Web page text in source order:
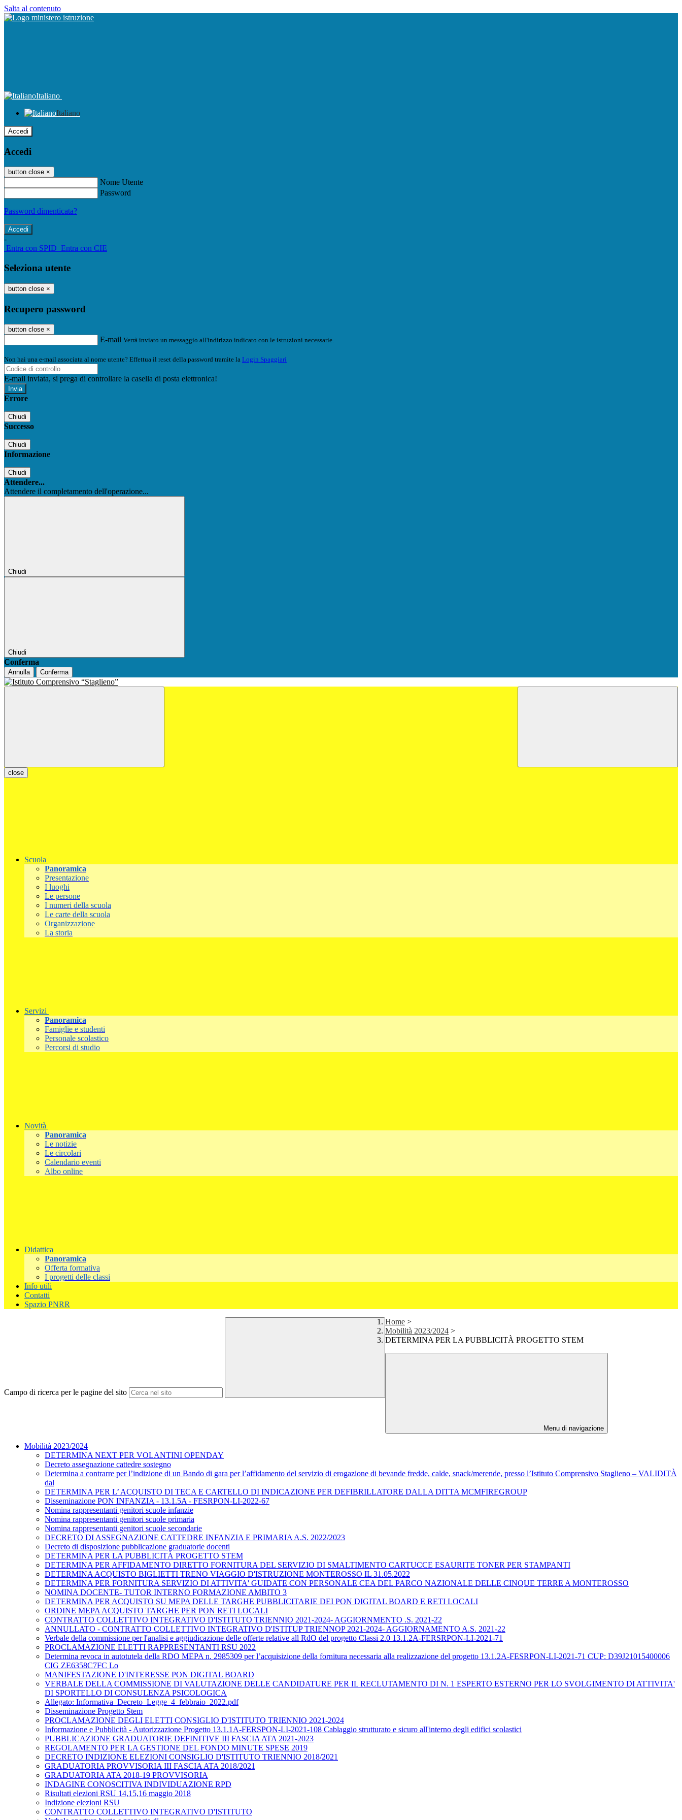
Salta al contenuto
Italiano
Italiano
Accedi
Accedi
button close ×
Nome Utente
Password
Password dimenticata?
-
Entra con SPID Entra con CIE
Seleziona utente
button close ×
Recupero password
button close ×
E-mail Verrà inviato un messaggio all'indirizzo indicato con le istruzioni necessarie.
Non hai una e-mail associata al nome utente? Effettua il reset della password tramite la Login Spaggiari
E-mail inviata, si prega di controllare la casella di posta elettronica!
Errore
Chiudi
Successo
Chiudi
Informazione
Chiudi
Attendere...
Attendere il completamento dell'operazione...
Chiudi
Chiudi
Conferma
Annulla Conferma
close
Scuola
Panoramica
Presentazione
I luoghi
Le persone
I numeri della scuola
Le carte della scuola
Organizzazione
La storia
Servizi
Panoramica
Famiglie e studenti
Personale scolastico
Percorsi di studio
Novità
Panoramica
Le notizie
Le circolari
Calendario eventi
Albo online
Didattica
Panoramica
Offerta formativa
I progetti delle classi
Info utili
Contatti
Spazio PNRR
Campo di ricerca per le pagine del sito
Home >
Mobilità 2023/2024 >
DETERMINA PER LA PUBBLICITÀ PROGETTO STEM
Menu di navigazione
Mobilità 2023/2024
DETERMINA NEXT PER VOLANTINI OPENDAY
Decreto assegnazione cattedre sostegno
Determina a contrarre per l’indizione di un Bando di gara per l’affidamento del servizio di erogazione di bevande fredde, calde, snack/merende, presso l’Istituto Comprensivo Staglieno – VALIDITÀ
dal
DETERMINA PER L’ ACQUISTO DI TECA E CARTELLO DI INDICAZIONE PER DEFIBRILLATORE DALLA DITTA MCMFIREGROUP
Disseminazione PON INFANZIA - 13.1.5A - FESRPON-LI-2022-67
Nomina rappresentanti genitori scuole infanzie
Nomina rappresentanti genitori scuole primaria
Nomina rappresentanti genitori scuole secondarie
DECRETO DI ASSEGNAZIONE CATTEDRE INFANZIA E PRIMARIA A.S. 2022/2023
Decreto di disposizione pubblicazione graduatorie docenti
DETERMINA PER LA PUBBLICITÀ PROGETTO STEM
DETERMINA PER AFFIDAMENTO DIRETTO FORNITURA DEL SERVIZIO DI SMALTIMENTO CARTUCCE ESAURITE TONER PER STAMPANTI
DETERMINA ACQUISTO BIGLIETTI TRENO VIAGGIO D'ISTRUZIONE MONTEROSSO IL 31.05.2022
DETERMINA PER FORNITURA SERVIZIO DI ATTIVITA' GUIDATE CON PERSONALE CEA DEL PARCO NAZIONALE DELLE CINQUE TERRE A MONTEROSSO
NOMINA DOCENTE- TUTOR INTERNO FORMAZIONE AMBITO 3
DETERMINA PER ACQUISTO SU MEPA DELLE TARGHE PUBBLICITARIE DEI PON DIGITAL BOARD E RETI LOCALI
ORDINE MEPA ACQUISTO TARGHE PER PON RETI LOCALI
CONTRATTO COLLETTIVO INTEGRATIVO D'ISTITUTO TRIENNIO 2021-2024- AGGIORNMENTO .S. 2021-22
ANNULLATO - CONTRATTO COLLETTIVO INTEGRATIVO D'ISTITUP TRIENNOP 2021-2024- AGGIORNAMENTO A.S. 2021-22
Verbale della commissione per l'analisi e aggiudicazione delle offerte relative all RdO del progetto Classi 2.0 13.1.2A-FERSRPON-LI-2021-71
PROCLAMAZIONE ELETTI RAPPRESENTANTI RSU 2022
Determina revoca in autotutela della RDO MEPA n. 2985309 per l’acquisizione della fornitura necessaria alla realizzazione del progetto 13.1.2A-FESRPON-LI-2021-71 CUP: D39J21015400006
CIG ZE6358C7FC Lo
MANIFESTAZIONE D'INTERESSE PON DIGITAL BOARD
VERBALE DELLA COMMISSIONE DI VALUTAZIONE DELLE CANDIDATURE PER IL RECLUTAMENTO DI N. 1 ESPERTO ESTERNO PER LO SVOLGIMENTO DI ATTIVITA'
DI SPORTELLO DI CONSULENZA PSICOLOGICA
Allegato: Informativa_Decreto_Legge_4_febbraio_2022.pdf
Disseminazione Progetto Stem
PROCLAMAZIONE DEGLI ELETTI CONSIGLIO D'ISTITUTO TRIENNIO 2021-2024
Informazione e Pubblicità - Autorizzazione Progetto 13.1.1A-FERSPON-LI-2021-108 Cablaggio strutturato e sicuro all'interno degli edifici scolastici
PUBBLICAZIONE GRADUATORIE DEFINITIVE III FASCIA ATA 2021-2023
REGOLAMENTO PER LA GESTIONE DEL FONDO MINUTE SPESE 2019
DECRETO INDIZIONE ELEZIONI CONSIGLIO D'ISTITUTO TRIENNIO 2018/2021
GRADUATORIA PROVVISORIA III FASCIA ATA 2018/2021
GRADUATORIA ATA 2018-19 PROVVISORIA
INDAGINE CONOSCITIVA INDIVIDUAZIONE RPD
Risultati elezioni RSU 14,15,16 maggio 2018
Indizione elezioni RSU
CONTRATTO COLLETTIVO INTEGRATIVO D'ISTITUTO